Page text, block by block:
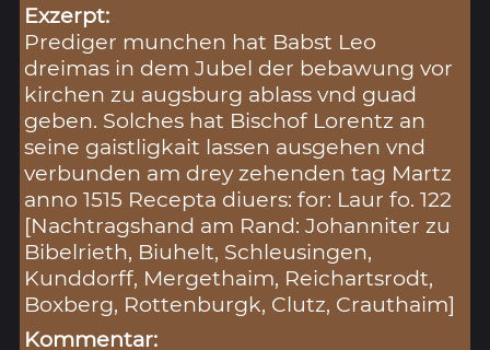
Exzerpt:
Prediger munchen hat Babst Leo
dreimas in dem Jubel der bebawung vor
kirchen zu augsburg ablass vnd guad
geben. Solches hat Bischof Lorentz an
seine gaistligkait lassen ausgehen vnd
verbunden am drey zehenden tag Martz
anno 1515 Recepta diuers: for: Laur fo. 122
[Nachtragshand am Rand: Johanniter zu
Bibelrieth, Biuhelt, Schleusingen,
Kunddorff, Mergethaim, Reichartsrodt,
Boxberg, Rottenburgk, Clutz, Crauthaim]
Kommentar: